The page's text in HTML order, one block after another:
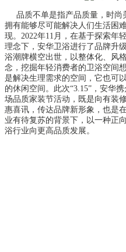
品质不单是指产品质量，时尚
拥有能够尽可能解决人们生活困
现。2022年11月，在基于探索年
理念下，安华卫浴进行了品牌升
浴潮牌横空出世，以整体化、风
念，挖掘年轻消费者的卫浴空间
是解决生理需求的空间，它也可
的休闲空间。此次“3.15”，安华
场品质家装节活动，既是向有装
惠喜讯，传达品牌新形象，也是
业有待复苏的背景下，以一种正
浴行业向更高品质发展。